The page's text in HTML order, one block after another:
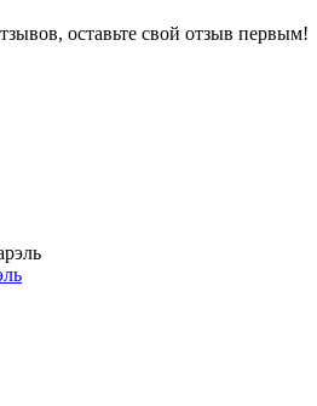
оставьте свой отзыв первым!